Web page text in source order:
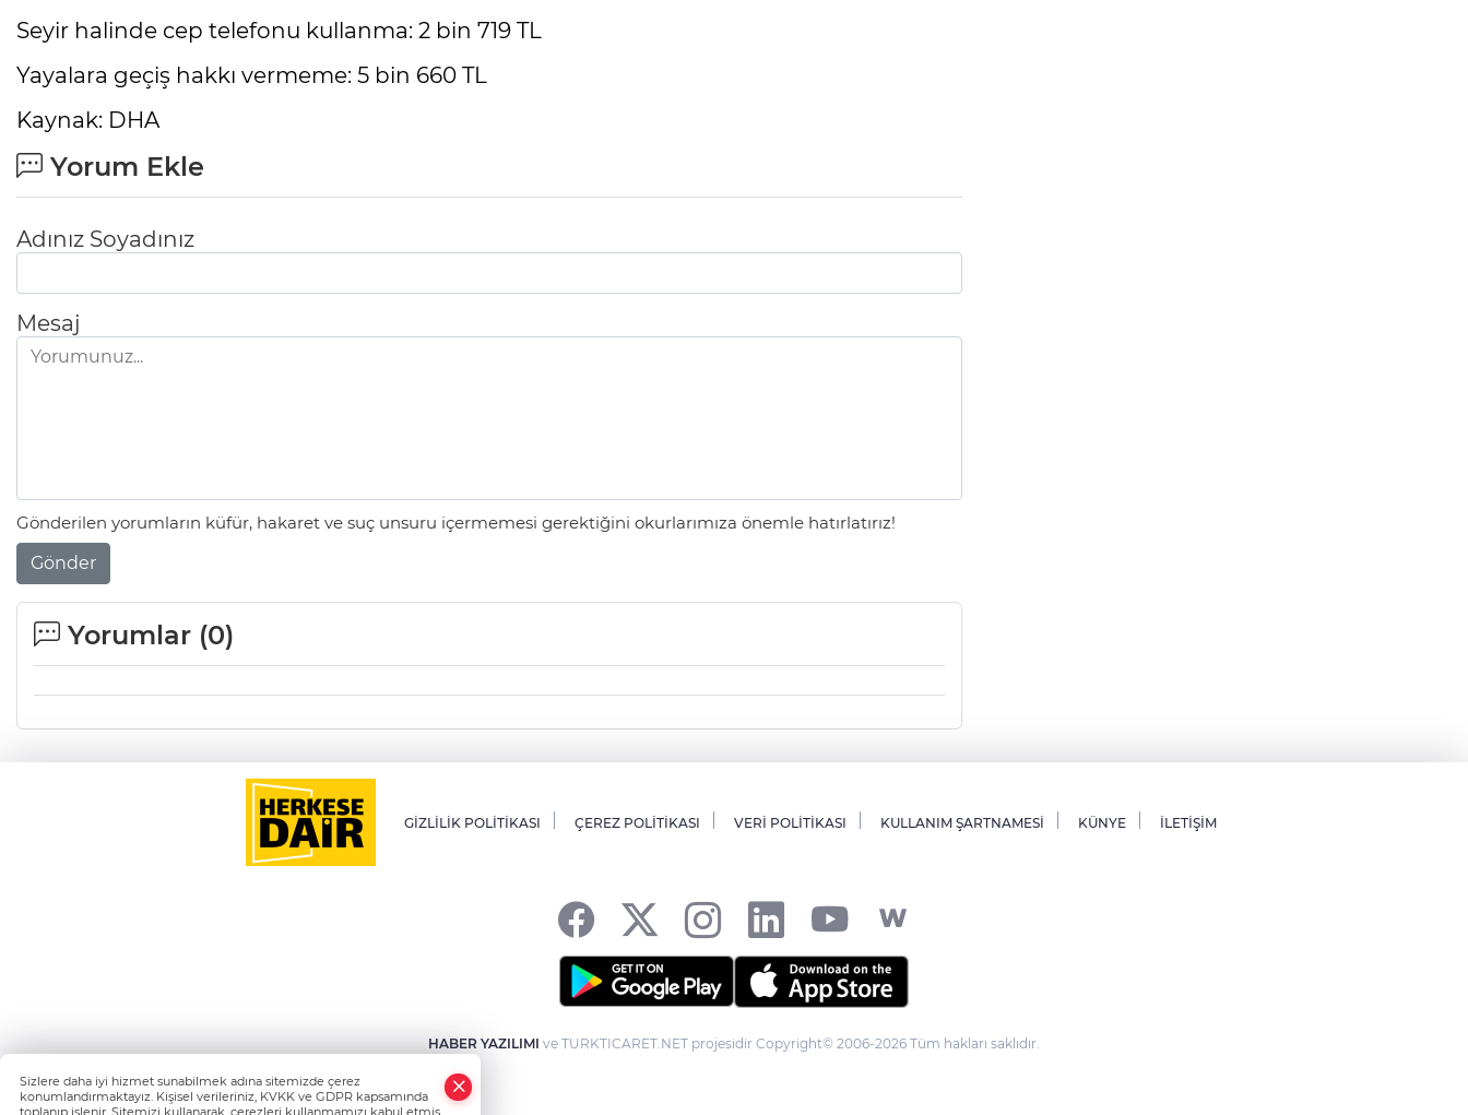
Seyir halinde cep telefonu kullanma: 2 bin 719 TL
Yayalara geçiş hakkı vermeme: 5 bin 660 TL
Kaynak: DHA
Yorum Ekle
Adınız Soyadınız
Mesaj
Gönderilen yorumların küfür, hakaret ve suç unsuru içermemesi gerektiğini okurlarımıza önemle hatırlatırız!
Gönder
Yorumlar (0)
GİZLİLİK POLİTİKASI ÇEREZ POLİTİKASI VERİ POLİTİKASI KULLANIM ŞARTNAMESİ KÜNYE İLETİŞİM
HABER YAZILIMI ve TURKTICARET.NET projesidir Copyright© 2006-2026 Tüm hakları saklıdır.
Sizlere daha iyi hizmet sunabilmek adına sitemizde çerez
konumlandırmaktayız. Kişisel verileriniz, KVKK ve GDPR kapsamında
toplanıp işlenir. Sitemizi kullanarak, çerezleri kullanmamızı kabul etmiş